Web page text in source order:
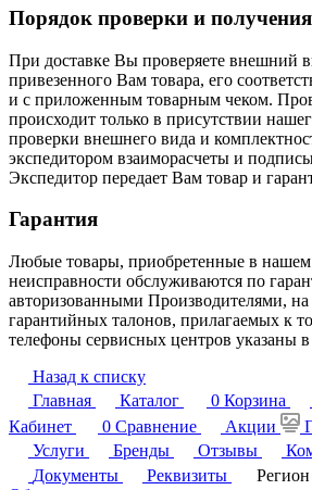
Порядок проверки и
При доставке Вы проверяете внешний
привезенного Вам товара, его
и с приложенным товарным чеком.
происходит только в присутствии
проверки внешнего вида и
экспедитором взаиморасчеты и
Экспедитор передает Вам товар и
Гарантия
Любые товары, приобретенные в нашем
неисправности обслуживаются по
авторизованными Производителями,
гарантийных талонов, прилагаемых к
телефоны сервисных центров указаны
Назад к списку
Главная
Каталог 0 Корзина
Кабинет
0 Сравнение Акции
Услуги
Бренды Отзывы
Документы
Реквизиты Регион